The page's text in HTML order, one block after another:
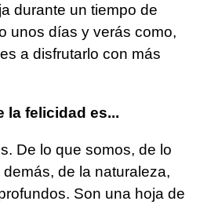
durante un tiempo de
unos días y verás como,
a disfrutarlo con más
la felicidad es...
De lo que somos, de lo
de la naturaleza,
Son una hoja de